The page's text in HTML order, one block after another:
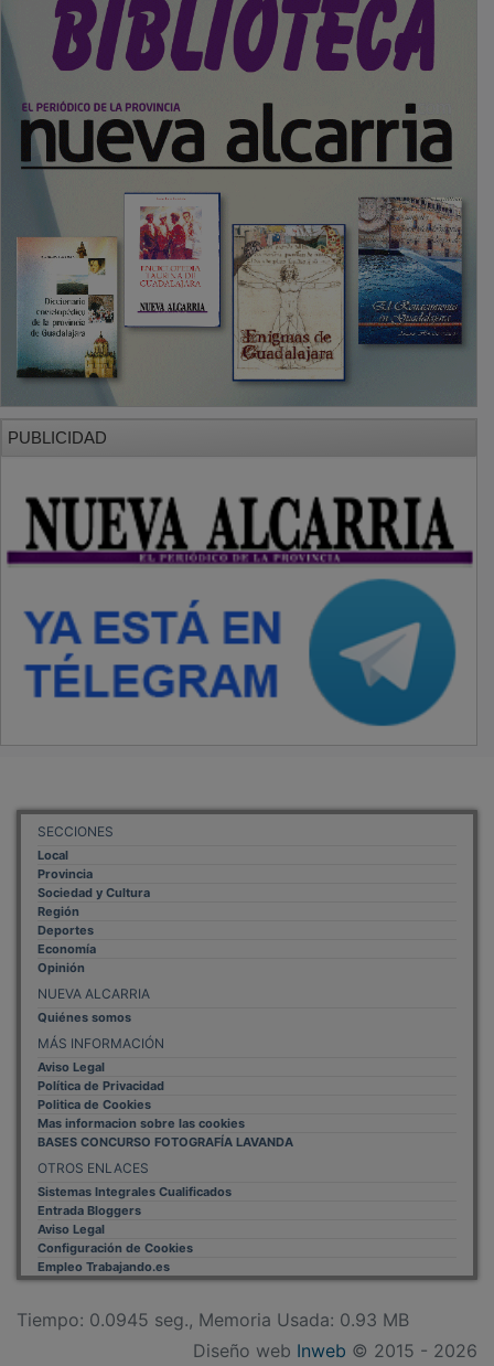
PUBLICIDAD
SECCIONES
Local
Provincia
Sociedad y Cultura
Región
Deportes
Economía
Opinión
NUEVA ALCARRIA
Quiénes somos
MÁS INFORMACIÓN
Aviso Legal
Política de Privacidad
Politica de Cookies
Mas informacion sobre las cookies
BASES CONCURSO FOTOGRAFÍA LAVANDA
OTROS ENLACES
Sistemas Integrales Cualificados
Entrada Bloggers
Aviso Legal
Configuración de Cookies
Empleo Trabajando.es
Tiempo: 0.0945 seg., Memoria Usada: 0.93 MB
Diseño web Inweb © 2015 - 2026